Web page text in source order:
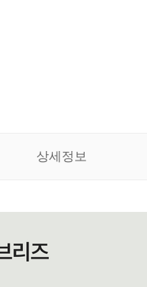
상세정보